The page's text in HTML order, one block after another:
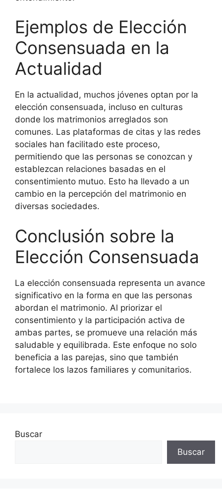
Ejemplos de Elección
Consensuada en la
Actualidad
En la actualidad, muchos jóvenes optan por la
elección consensuada, incluso en culturas
donde los matrimonios arreglados son
comunes. Las plataformas de citas y las redes
sociales han facilitado este proceso,
permitiendo que las personas se conozcan y
establezcan relaciones basadas en el
consentimiento mutuo. Esto ha llevado a un
cambio en la percepción del matrimonio en
diversas sociedades.
Conclusión sobre la
Elección Consensuada
La elección consensuada representa un avance
significativo en la forma en que las personas
abordan el matrimonio. Al priorizar el
consentimiento y la participación activa de
ambas partes, se promueve una relación más
saludable y equilibrada. Este enfoque no solo
beneficia a las parejas, sino que también
fortalece los lazos familiares y comunitarios.
Buscar
Buscar